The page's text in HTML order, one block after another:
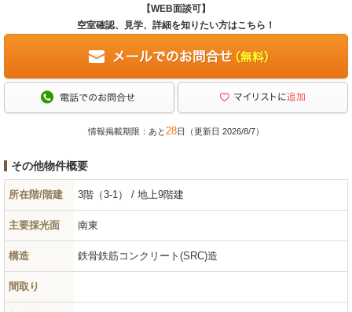
【WEB面談可】
空室確認、見学、詳細を知りたい方はこちら！
情報掲載期限：あと28日（更新日 2026/8/7）
その他物件概要
所在階/階建 3階（3-1） / 地上9階建
主要採光面 南東
構造 鉄骨鉄筋コンクリート(SRC)造
間取り